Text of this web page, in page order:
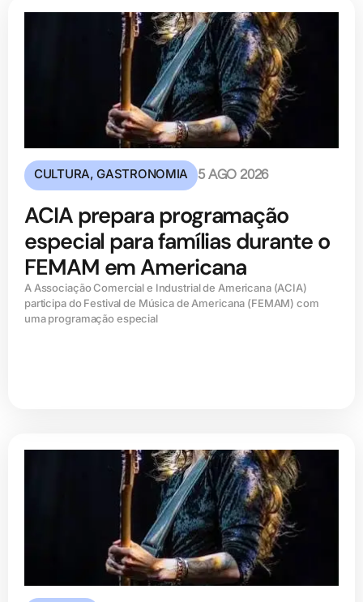
CULTURA,GASTRONOMIA 5 AGO 2026
ACIA prepara programação
especial para famílias durante o
FEMAM em Americana
A Associação Comercial e Industrial de Americana (ACIA)
participa do Festival de Música de Americana (FEMAM) com
uma programação especial